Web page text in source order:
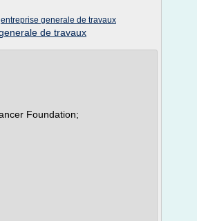
entreprise generale de travaux
de travaux
Foundation;